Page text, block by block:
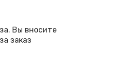
Вы вносите
заказ